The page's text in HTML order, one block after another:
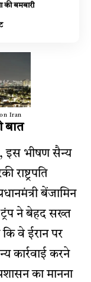
की बमबारी
Iran
बात
इस भीषण सैन्य
राष्ट्रपति
बेंजामिन
ट्रंप ने बेहद सख्त
वे ईरान पर
कार्रवाई करने
का मानना